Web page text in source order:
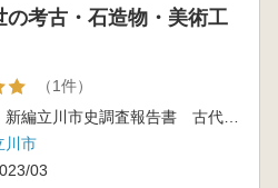
の考古・石造物・美術工
（1件）
新編立川市史調査報告書 古代・中世編1
川市
03